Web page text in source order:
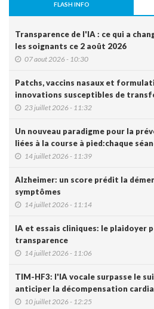
FLASH INFO
Transparence de l'IA : ce qui a
les soignants ce 2 août 2026
07 aout 2026 - 10:30
Patchs, vaccins nasaux et
innovations susceptibles de
23 juillet 2026 - 11:32
Un nouveau paradigme pour la
liées à la course à pied:chaque
14 juillet 2026 - 11:39
Alzheimer: un score prédit la
symptômes
14 juillet 2026 - 11:14
IA et essais cliniques: le plaidoyer
transparence
14 juillet 2026 - 11:06
TIM-HF3: l'IA vocale surpasse le
anticiper la décompensation
10 juillet 2026 - 12:25